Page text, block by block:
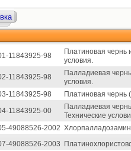
11843925-98
Платиновая чернь
условия.
11843925-98
Палладиевая
условия.
11843925-98
Платиновая чернь
11843925-00
Палладиевая
Технические
49088526-2002
49088526-2003